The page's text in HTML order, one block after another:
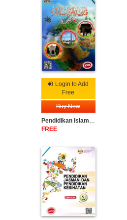
Login to Add
Free
Buy Now
Pendidikan Islam Tingkatan 3
FREE